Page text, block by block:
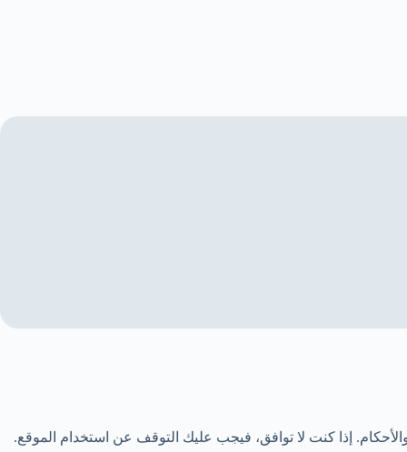
إذا كنت لا توافق، فيجب عليك التوقف عن استخدام الموقع.